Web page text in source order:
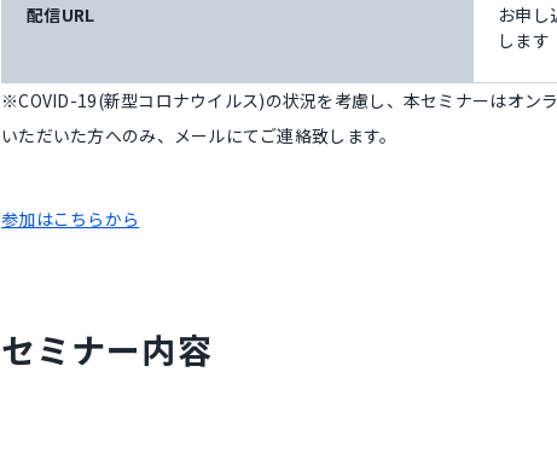
配信URL
お申し
します
※COVID-19(新型コロナウイルス)の状況を考慮し、本セミナーはオン
いただいた方へのみ、メールにてご連絡致します。
参加はこちらから
セミナー内容